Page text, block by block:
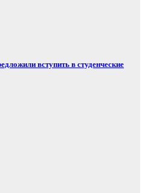
вступить в студенческие